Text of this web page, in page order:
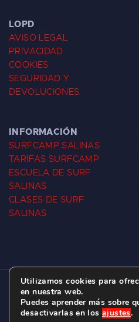
LOPD
AVISO LEGAL
PRIVACIDAD
COOKIES
SEGURIDAD Y
DEVOLUCIONES
INFORMACIÓN
SURFCAMP SALINAS
TARIFAS SURFCAMP
ESCUELA DE SURF
SALINAS
CLASES DE SURF
SALINAS
ESCUELA DE SURF
C/ BERNARDO
Utilizamos cookies para
en nuestra web.
Puedes aprender más sobre
desactivarlas en los ajustes.